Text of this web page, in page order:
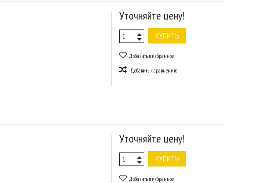
Уточняйте цену!
КУПИТЬ
Добавить в избранное
Добавить к сравнению
Уточняйте цену!
КУПИТЬ
Добавить в избранное